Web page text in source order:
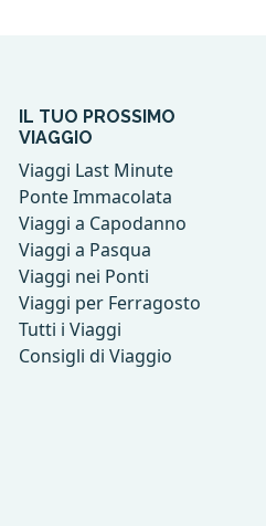
IL TUO PROSSIMO
VIAGGIO
Viaggi Last Minute
Ponte Immacolata
Viaggi a Capodanno
Viaggi a Pasqua
Viaggi nei Ponti
Viaggi per Ferragosto
Tutti i Viaggi
Consigli di Viaggio